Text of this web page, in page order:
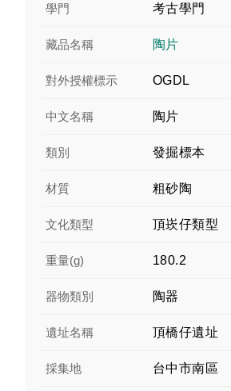
學門 考古學門
藏品名稱 陶片
對外授權標示 OGDL
中文名稱 陶片
類別 發掘標本
材質 粗砂陶
文化類型 頂崁仔類型
重量(g) 180.2
器物類別 陶器
遺址名稱 頂橋仔遺址
採集地 台中市南區